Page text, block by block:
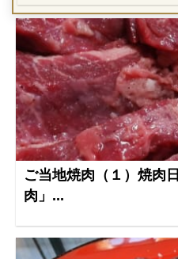
ご当地焼肉（１）焼肉
肉」...